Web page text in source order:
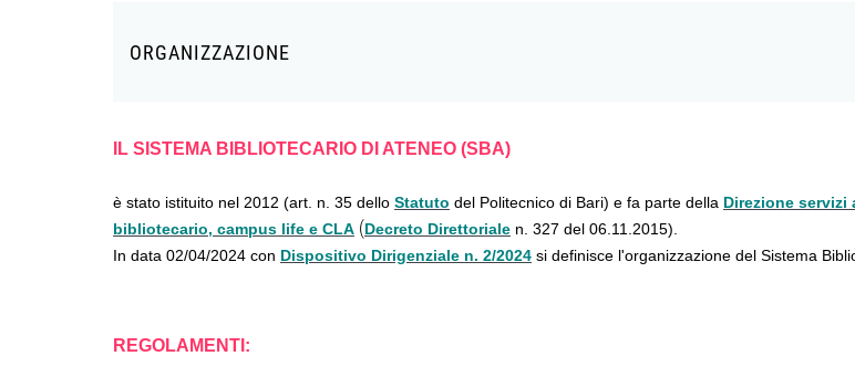
ORGANIZZAZIONE
IL SISTEMA BIBLIOTECARIO DI ATENEO (SBA)
è stato istituito nel 2012 (art. n. 35 dello Statuto del Politecnico di Bari) e fa parte della Direzione
bibliotecario, campus life e CLA (Decreto Direttoriale n. 327 del 06.11.2015).
In data 02/04/2024 con Dispositivo Dirigenziale n. 2/2024 si definisce l'organizzazione del Sistema
REGOLAMENTI: